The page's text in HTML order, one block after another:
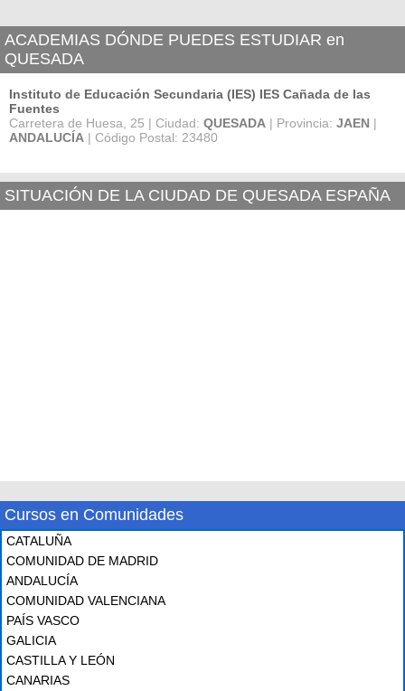
ACADEMIAS DÓNDE PUEDES ESTUDIAR en
QUESADA
Instituto de Educación Secundaria (IES) IES Cañada de las
Fuentes
Carretera de Huesa, 25 | Ciudad: QUESADA | Provincia: JAEN |
ANDALUCÍA | Código Postal: 23480
SITUACIÓN DE LA CIUDAD DE QUESADA ESPAÑA
Cursos en Comunidades
CATALUÑA
COMUNIDAD DE MADRID
ANDALUCÍA
COMUNIDAD VALENCIANA
PAÍS VASCO
GALICIA
CASTILLA Y LEÓN
CANARIAS